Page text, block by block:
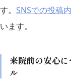
す。 SNSでの投稿
います。
来院前の安心
ル